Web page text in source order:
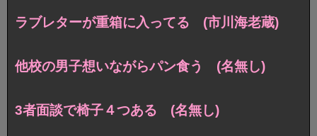
ラブレターが重箱に入ってる (市川海老蔵)
他校の男子想いながらパン食う (名無し)
3者面談で椅子４つある (名無し)